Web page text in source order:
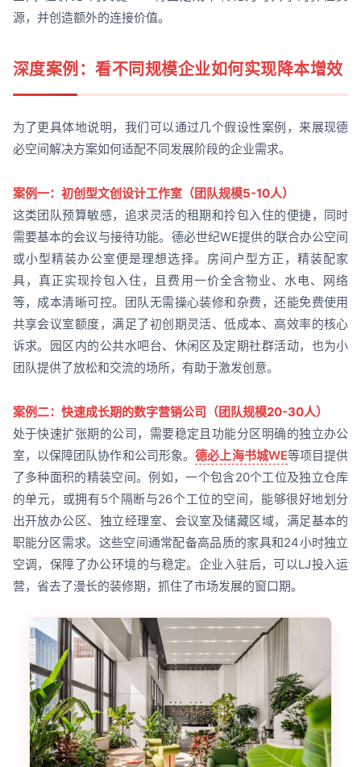
源，并创造额外的连接价值。
深度案例：看不同规模企业如何实现降本增效
为了更具体地说明，我们可以通过几个假设性案例，来展现德
必空间解决方案如何适配不同发展阶段的企业需求。
案例一：初创型文创设计工作室（团队规模5-10人）
这类团队预算敏感，追求灵活的租期和拎包入住的便捷，同时
需要基本的会议与接待功能。德必世纪WE提供的联合办公空间
或小型精装办公室便是理想选择。房间户型方正，精装配家
具，真正实现拎包入住，且费用一价全含物业、水电、网络
等，成本清晰可控。团队无需操心装修和杂费，还能免费使用
共享会议室额度，满足了初创期灵活、低成本、高效率的核心
诉求。园区内的公共水吧台、休闲区及定期社群活动，也为小
团队提供了放松和交流的场所，有助于激发创意。
案例二：快速成长期的数字营销公司（团队规模20-30人）
处于快速扩张期的公司，需要稳定且功能分区明确的独立办公
室，以保障团队协作和公司形象。德必上海书城WE等项目提供
了多种面积的精装空间。例如，一个包含20个工位及独立仓库
的单元，或拥有5个隔断与26个工位的空间，能够很好地划分
出开放办公区、独立经理室、会议室及储藏区域，满足基本的
职能分区需求。这些空间通常配备高品质的家具和24小时独立
空调，保障了办公环境的与稳定。企业入驻后，可以LJ投入运
营，省去了漫长的装修期，抓住了市场发展的窗口期。